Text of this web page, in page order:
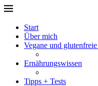
Start
Über mich
Vegane und
Ernährungswissen
Tipps + Tests